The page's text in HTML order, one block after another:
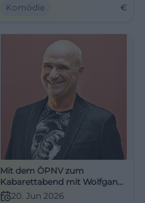
Juni 2026. Jetzt Tickets
Komödie €
Mit dem ÖPNV zum
Kabarettabend mit Wolfgang
Krebs20. Jun 2026